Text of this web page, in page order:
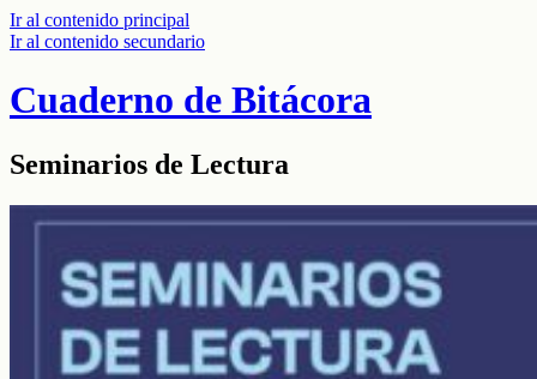
Ir al contenido principal
Ir al contenido secundario
Cuaderno de Bitácora
Seminarios de Lectura